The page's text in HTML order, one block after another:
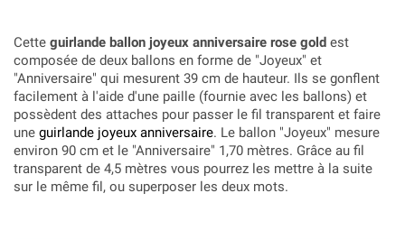
Cette guirlande ballon joyeux anniversaire rose gold est
composée de deux ballons en forme de "Joyeux" et
"Anniversaire" qui mesurent 39 cm de hauteur. Ils se gonflent
facilement à l'aide d'une paille (fournie avec les ballons) et
possèdent des attaches pour passer le fil transparent et faire
une guirlande joyeux anniversaire. Le ballon "Joyeux" mesure
environ 90 cm et le "Anniversaire" 1,70 mètres. Grâce au fil
transparent de 4,5 mètres vous pourrez les mettre à la suite
sur le même fil, ou superposer les deux mots.